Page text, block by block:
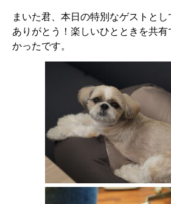
まいた君、本日の特別なゲストと
ありがとう！楽しいひとときを共
かったです。